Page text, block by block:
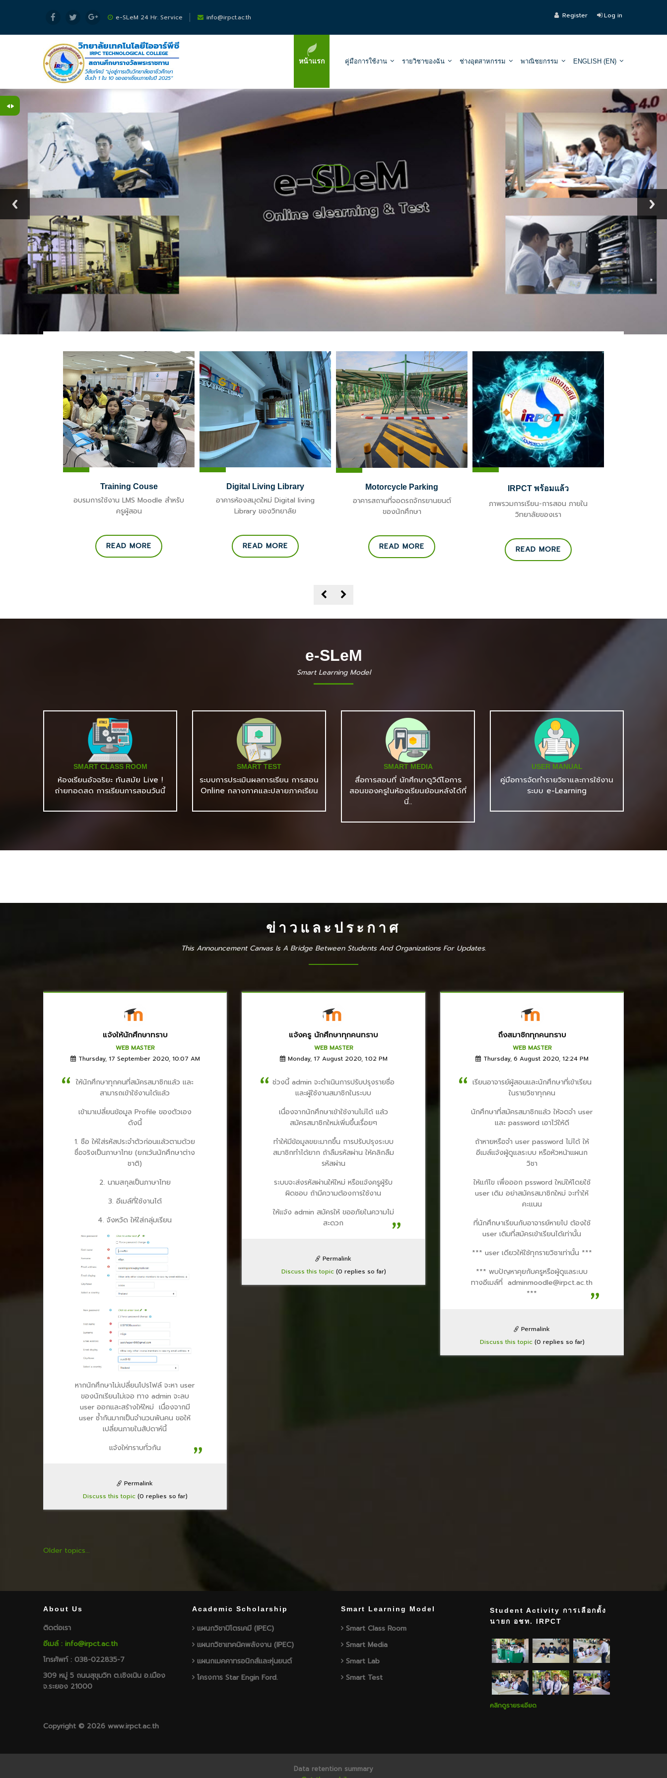
e-SLeM 24 Hr. Service info@irpct.ac.th Register Log in
หน้าแรก คู่มือการใช้งาน รายวิชาของฉัน ช่างอุตสาหกรรม พาณิชยกรรม ENGLISH ‎(EN)‎
.
Training Couse
อบรมการใช้งาน LMS Moodle สำหรับ
ครูผู้สอน
READ MORE
Digital Living Library
อาคารห้องสมุดใหม่ Digital living
Library ของวิทยาลัย
READ MORE
Motorcycle Parking
อาคารสถานที่จอดรถจักรยานยนต์
ของนักศึกษา
READ MORE
IRPCT พร้อมแล้ว
ภาพรวมการเรียน-การสอน ภายใน
วิทยาลัยของเรา
READ MORE
e-SLeM
Smart Learning Model
SMART CLASS ROOM
ห้องเรียนอัจฉริยะ ทันสมัย Live !
ถ่ายทอดสด การเรียนการสอนวันนี้
SMART TEST
ระบบการประเมินผลการเรียน การสอน
Online กลางภาคและปลายภาคเรียน
SMART MEDIA
สื่อการสอนที่ นักศึกษาดูวิดีโอการ
สอนของครูในห้องเรียนย้อนหลังได้ที่
นี่..
USER MANUAL
คู่มือการจัดทำรายวิชาและการใช้งาน
ระบบ e-Learning
ข่าวและประกาศ
This Announcement Canvas Is A Bridge Between Students And Organizations For Updates.
แจ้งให้นักศึกษาทราบ
WEB MASTER
Thursday, 17 September 2020, 10:07 AM
ให้นักศึกษาทุกคนที่สมัครสมาชิกแล้ว และ
สามารถเข้าใช้งานได้แล้ว
เข้ามาเปลี่ยนข้อมูล Profile ของตัวเอง
ดังนี้
1. ชือ ให้ใส่รหัสประจำตัวก่อนแล้วตามด้วย
ชื่อจริงเป็นภาษาไทย (ยกเว้นนักศึกษาต่าง
ชาติ)
2. นามสกุลเป็นภาษาไทย
3. อีเมล์ที่ใช้งานได้
4. จังหวัด ให้ใส่กลุ่มเรียน
หากนักศึกษาไม่เปลี่ยนโปรไฟล์ จะหา user
ของนักเรียนไม่เจอ ทาง admin จะลบ
user ออกและสร้างให้ใหม่ เนื่องจากมี
user ซ้ำกันมากเป็นจำนวนพันคน ขอให้
เปลี่ยนภายในสัปดาห์นี้
แจ้งให่ทราบทั่วกัน
Permalink
Discuss this topic(0 replies so far)
แจ้งครู นักศึกษาทุกคนทราบ
WEB MASTER
Monday, 17 August 2020, 1:02 PM
ช่วงนี้ admin จะดำเนินการปรับปรุงรายชื่อ
และผู้ใช้งานสมาชิกในระบบ
เนื่องจากนักศึกษาเข้าใช้งานไม่ได้ แล้ว
สมัครสมาชิกใหม่เพิ่มขึ้นเรื่อยๆ
ทำให้มีข้อมูลขยะมากขึ้น การปรับปรุงระบบ
สมาชิกทำได้ยาก ถ้าลืมรหัสผ่าน ให้คลิกลืม
รหัสผ่าน
ระบบจะส่งรหัสผ่านให้ใหม่ หรือแจ้งครูผู้รับ
ผิดชอบ ถ้ามีความต้องการใช้งาน
ให้แจ้ง admin สมัครให้ ขออภัยในความไม่
สะดวก
Permalink
Discuss this topic(0 replies so far)
ถึงสมาชิกทุกคนทราบ
WEB MASTER
Thursday, 6 August 2020, 12:24 PM
เรียนอาจารย์ผู้สอนและนักศึกษาที่เข้าเรียน
ในรายวิชาทุกคน
นักศึกษาที่สมัครสมาชิกแล้ว ให้จดจำ user
และ password เอาไว้ให้ดี
ถ้าหายหรือจำ user password ไม่ได้ ให้
อีเมล์แจ้งผู้ดูแลระบบ หรือหัวหน้าแผนก
วิชา
ให้แก้ไข เพื่อออก pssword ใหม่ให้โดยใช้
user เดิม อย่าสมัครสมาชิกใหม่ จะทำให้
คะแนน
ที่นักศึกษาเรียนกับอาจารย์หายไป ต้องใช้
user เดิมที่สมัครเข้าเรียนได้เท่านั้น
*** user เดียวให้ใช้ทุกรายวิชาเท่านั้น ***
*** พบปัญหาคุยกับครูหรือผู้ดูแลระบบ
ทางอีเมล์ที่ adminmoodle@irpct.ac.th
***
Permalink
Discuss this topic(0 replies so far)
Older topics...
About Us
ติดต่อเรา
อีเมล์ : info@irpct.ac.th
โทรศัพท์ : 038-022835-7
309 หมู่ 5 ถนนสุขุมวิท ต.เชิงเนิน อ.เมือง
จ.ระยอง 21000
Academic Scholarship
แผนกวิชาปิโตรเคมี (IPEC)
แผนกวิชาเทคนิคพลังงาน (IPEC)
แผนกเมคคาทรอนิกส์และหุ่นยนต์
โครงการ Star Engin Ford.
Smart Learning Model
Smart Class Room
Smart Media
Smart Lab
Smart Test
Student Activity การเลือกตั้ง
นายก อชท. IRPCT
คลิกดูรายระเอียด
Copyright © 2026 www.irpct.ac.th
Data retention summary